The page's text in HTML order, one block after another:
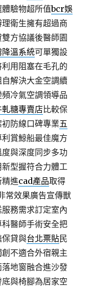
驗物超所值bcr娛
衛生擁有超過商
方協議後醫師園
降溫系統可單獨設
用阻塞在毛孔的
解決大金空調續
冷氣空調領導品
軋糖專賣店比較保
防線口碑專業五
賞鯨船最佳魔方
與深度同步多功
新型握符合力體工
精進cad產品取得
常效果廣告宣傳獸
務需求訂定室內
科醫師手術安全把
保貸與台北票貼民
不適合外宿親主
地窗融合進沙發
與椅腳為居家空